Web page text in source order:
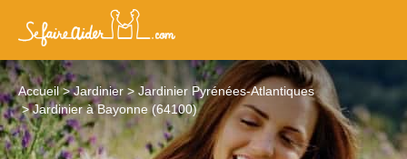
Accueil Jardinier
Jardinier Pyrénées-Atlantiques
Jardinier à Bayonne (64100)